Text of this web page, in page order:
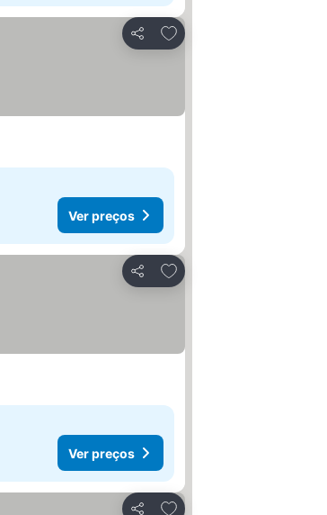
Partilhar
Adicionar aos favoritos
Ver preços
Partilhar
Adicionar aos favoritos
Ver preços
Adicionar aos favoritos